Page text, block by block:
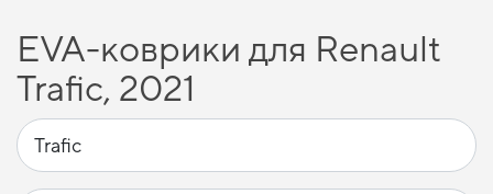
EVA-коврики для Renault
Trafic, 2021